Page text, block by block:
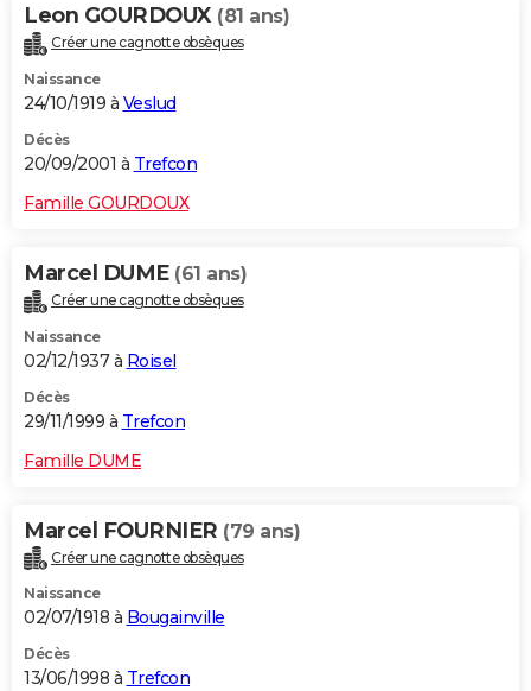
Leon GOURDOUX (81 ans)
Créer une cagnotte obsèques
Naissance
24/10/1919 à Veslud
Décès
20/09/2001 à Trefcon
Famille GOURDOUX
Marcel DUME (61 ans)
Créer une cagnotte obsèques
Naissance
02/12/1937 à Roisel
Décès
29/11/1999 à Trefcon
Famille DUME
Marcel FOURNIER (79 ans)
Créer une cagnotte obsèques
Naissance
02/07/1918 à Bougainville
Décès
13/06/1998 à Trefcon